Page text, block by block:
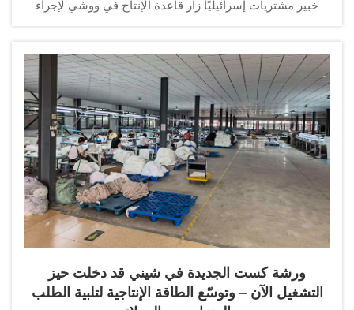
خبير مشتريات إسرائيليًا زار قاعدة الإنتاج في ووشي لإجراء
معروفة...
ورشة كست الجديدة في شيني قد دخلت حيز
التشغيل الآن – وتوسّع الطاقة الإنتاجية لتلبية الطلب